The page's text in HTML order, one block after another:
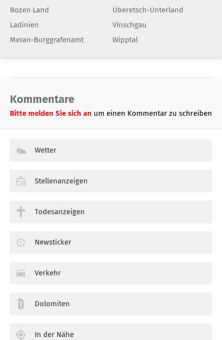
Bozen Land
Ladinien
Meran-Burggrafenamt
Überetsch-Unterland
Vinschgau
Wipptal
Kommentare
Bitte melden Sie sich an um einen Kommentar zu schreiben
Wetter
Stellenanzeigen
Todesanzeigen
Newsticker
Verkehr
Dolomiten
In der Nähe